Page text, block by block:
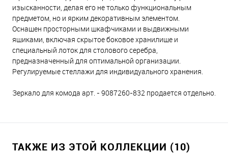
изысканности, делая его не только функциональным
предметом, но и ярким декоративным элементом.
Оснащен просторными шкафчиками и выдвижными
ящиками, включая скрытое боковое хранилище и
специальный лоток для столового серебра,
предназначенный для оптимальной организации.
Регулируемые стеллажи для индивидуального хранения.
Зеркало для комода арт. - 9087260-832 продается отдельно.
ТАКЖЕ ИЗ ЭТОЙ КОЛЛЕКЦИИ (10)